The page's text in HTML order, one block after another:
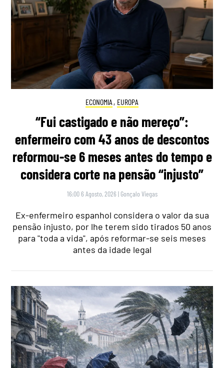
ECONOMIA , EUROPA
“Fui castigado e não mereço”:
enfermeiro com 43 anos de descontos
reformou-se 6 meses antes do tempo e
considera corte na pensão “injusto”
16:00 6 Agosto, 2026 | Gonçalo Viegas
Ex-enfermeiro espanhol considera o valor da sua
pensão injusto, por lhe terem sido tirados 50 anos
para "toda a vida", após reformar-se seis meses
antes da idade legal